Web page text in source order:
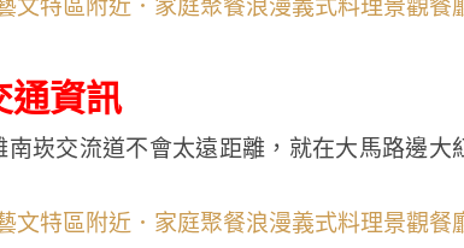
通資訊
崁交流道不會太遠距離，就在大馬路邊大